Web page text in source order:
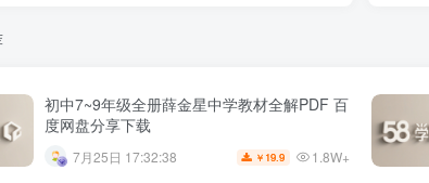
初中7~9年级全册薛金星中学教材全解PDF 百
度网盘分享下载
7月25日 17:32:38 ￥ 19.9 1.8W+